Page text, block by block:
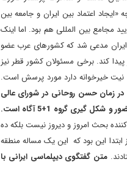
اعتماد بین ایران و جامعه بین
که مورد توافق ایران و اعضای 1+5 قرار می گیرد، مورد تایید مجامع بین المللی هم بود. اما اینک
ایران مدعی شد که کشورهای عرب عضو
فارس هم باید در مذاکرات هسته ای تهران با غرب حضور داشته و کشورهای 1+5 باید به 2+5 تغییر پیدا کند. برخی مسئولان کشور قطر نیز
نیت خیرخوانه دارد مورد پرسش است.
مذاکره کننده هسته ای ایران در زمان حسن روحانی در شورای عالی
گروه 1+5 آگاه است.
بحث امروز و دیروز نیست بلکه ده
این بود که این یک مساله منطقه
متن گفتگوی دیپلماسی ایرانی با